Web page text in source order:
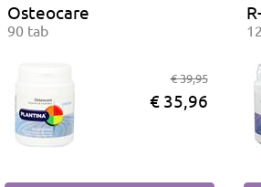
Osteocare
90 tab
€ 39,95
€ 35,96